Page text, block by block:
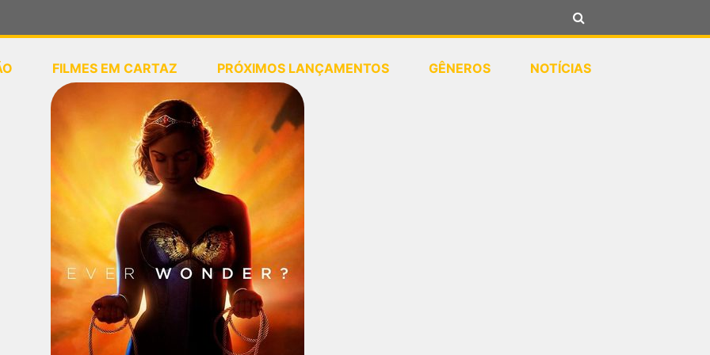
selecione sua localização
FILMES EM CARTAZ PRÓXIMOS LANÇAMENTOS GÊNEROS NOTÍCIAS